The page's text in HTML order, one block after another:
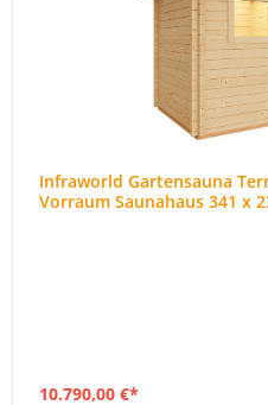
Infraworld Gartensauna
Vorraum Saunahaus 341 x
10.790,00 €*